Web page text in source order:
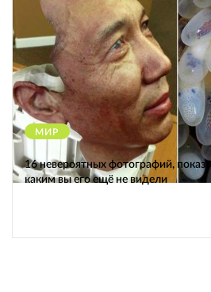
МИР
16 невероятных фотографий,
каким вы его ещё не видели